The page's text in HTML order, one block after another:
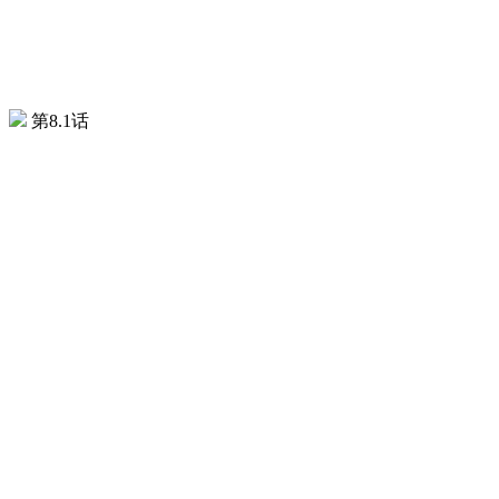
第8.1话